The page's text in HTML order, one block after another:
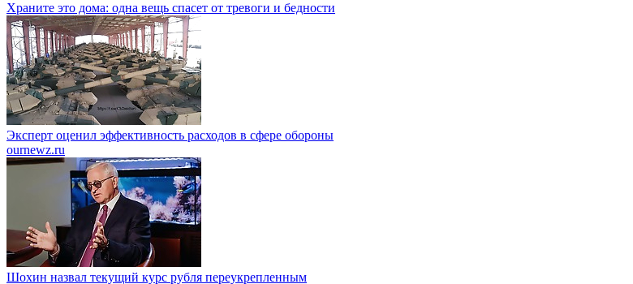
Храните это дома: одна вещь спасет от тревоги и бедности
Эксперт оценил эффективность расходов в сфере обороны
ournewz.ru
Шохин назвал текущий курс рубля переукрепленным